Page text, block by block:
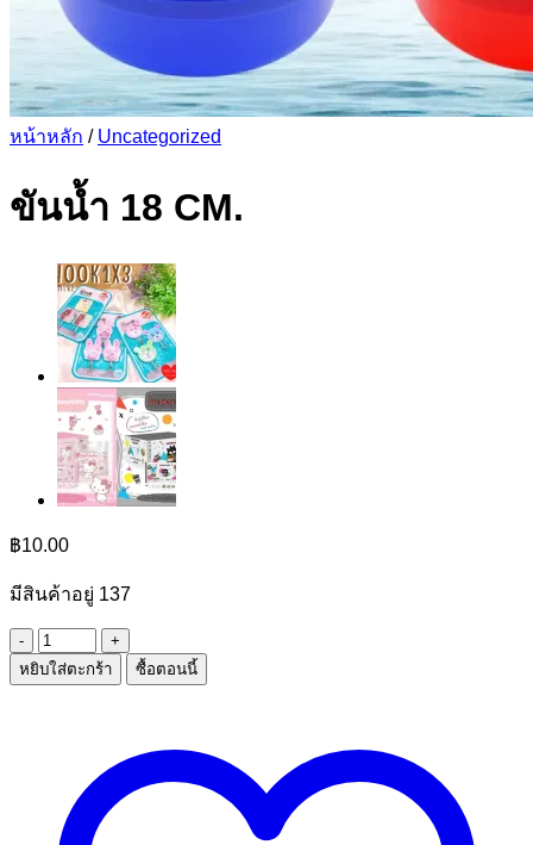
หน้าหลัก / Uncategorized
ขันน้ำ 18 CM.
฿10.00
มีสินค้าอยู่ 137
จำนวน
ขัน
หยิบใส่ตะกร้า ซื้อตอนนี้